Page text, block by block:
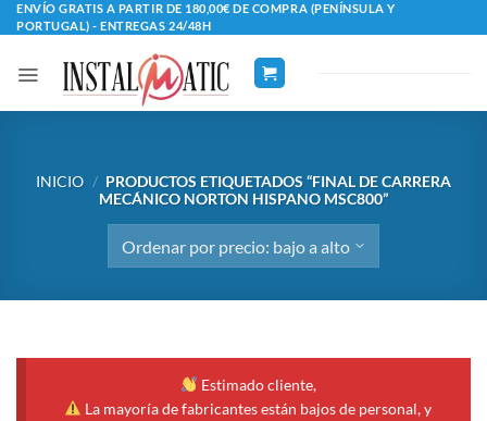
Saltar
al
contenido
ENVÍO GRATIS A PARTIR DE 180,00€ DE COMPRA (PENÍNSULA Y
PORTUGAL) - ENTREGAS 24/48H
INICIO / PRODUCTOS ETIQUETADOS “FINAL DE CARRERA
MECÁNICO NORTON HISPANO MSC800”
Estimado cliente,
La mayoría de fabricantes están bajos de personal, y